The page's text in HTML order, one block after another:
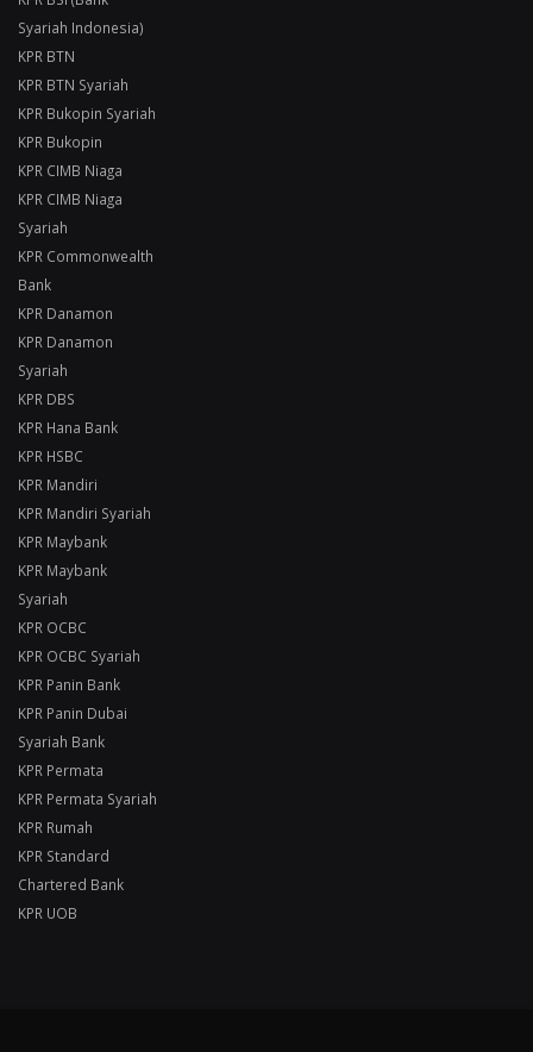
Syariah Indonesia)
KPR BTN
KPR BTN Syariah
KPR Bukopin Syariah
KPR Bukopin
KPR CIMB Niaga
KPR CIMB Niaga
Syariah
KPR Commonwealth
Bank
KPR Danamon
KPR Danamon
Syariah
KPR DBS
KPR Hana Bank
KPR HSBC
KPR Mandiri
KPR Mandiri Syariah
KPR Maybank
KPR Maybank
Syariah
KPR OCBC
KPR OCBC Syariah
KPR Panin Bank
KPR Panin Dubai
Syariah Bank
KPR Permata
KPR Permata Syariah
KPR Rumah
KPR Standard
Chartered Bank
KPR UOB